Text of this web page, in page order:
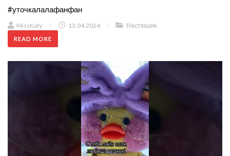
#уточкалалафанфан
MissKaty / 13.04.2024 / Настюшик
READ MORE